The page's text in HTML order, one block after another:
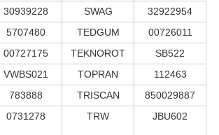
30939228 SWAG
32922954
5707480 TEDGUM
00726011
00727175 TEKNOROT
SB522
VWBS021 TOPRAN
112463
783888 TRISCAN
850029887
0731278 TRW JBU602